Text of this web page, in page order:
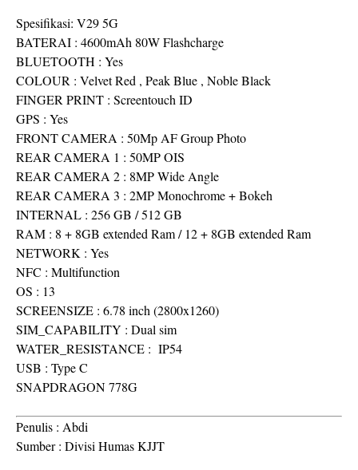
Spesifikasi: V29 5G
BATERAI : 4600mAh 80W Flashcharge
BLUETOOTH : Yes
COLOUR : Velvet Red , Peak Blue , Noble Black
FINGER PRINT : Screentouch ID
GPS : Yes
FRONT CAMERA : 50Mp AF Group Photo
REAR CAMERA 1 : 50MP OIS
REAR CAMERA 2 : 8MP Wide Angle
REAR CAMERA 3 : 2MP Monochrome + Bokeh
INTERNAL : 256 GB / 512 GB
RAM : 8 + 8GB extended Ram / 12 + 8GB extended Ram
NETWORK : Yes
NFC : Multifunction
OS : 13
SCREENSIZE : 6.78 inch (2800x1260)
SIM_CAPABILITY : Dual sim
WATER_RESISTANCE : IP54
USB : Type C
SNAPDRAGON 778G
Penulis : Abdi
Sumber : Divisi Humas KJJT